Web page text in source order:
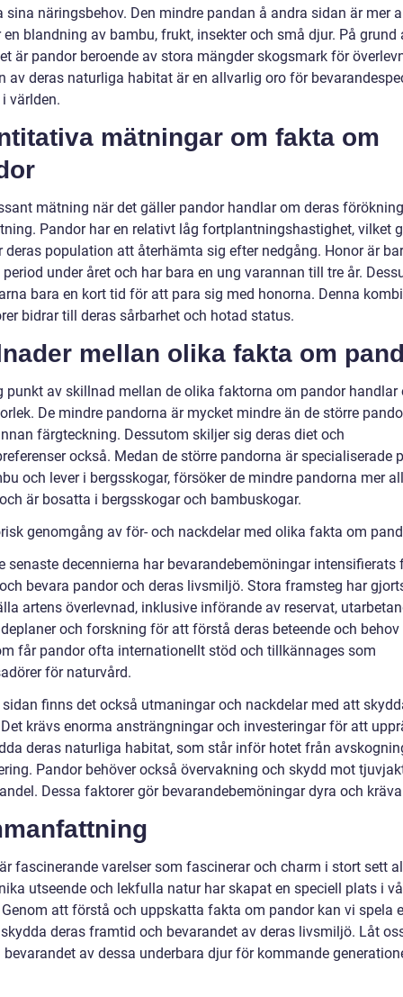
sina näringsbehov. Den mindre pandan å andra sidan är mer
en blandning av bambu, frukt, insekter och små djur. På grund
är pandor beroende av stora mängder skogsmark för
av deras naturliga habitat är en allvarlig oro för
världen.
mätningar om fakta om
mätning när det gäller pandor handlar om deras
Pandor har en relativt låg fortplantningshastighet, vilket
deras population att återhämta sig efter nedgång. Honor är
period under året och har bara en ung varannan till tre år.
bara en kort tid för att para sig med honorna. Denna
bidrar till deras sårbarhet och hotad status.
mellan olika fakta om
punkt av skillnad mellan de olika faktorna om pandor handlar
De mindre pandorna är mycket mindre än de större
färgteckning. Dessutom skiljer sig deras diet och
också. Medan de större pandorna är specialiserade
och lever i bergsskogar, försöker de mindre pandorna mer
är bosatta i bergsskogar och bambuskogar.
genomgång av för- och nackdelar med olika fakta om
senaste decennierna har bevarandebemöningar intensifierats
bevara pandor och deras livsmiljö. Stora framsteg har
artens överlevnad, inklusive införande av reservat,
och forskning för att förstå deras beteende och behov
får pandor ofta internationellt stöd och tillkännages som
för naturvård.
sidan finns det också utmaningar och nackdelar med att
krävs enorma ansträngningar och investeringar för att
deras naturliga habitat, som står inför hotet från
Pandor behöver också övervakning och skydd mot
Dessa faktorer gör bevarandebemöningar dyra och
fascinerande varelser som fascinerar och charm i stort sett
utseende och lekfulla natur har skapat en speciell plats i
att förstå och uppskatta fakta om pandor kan vi spela
deras framtid och bevarandet av deras livsmiljö. Låt
av dessa underbara djur för kommande